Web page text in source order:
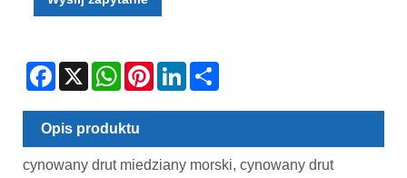
Facebook
X WhatsAppPinterestLinkedIn
Opis produktu
cynowany drut miedziany morski, cynowany drut